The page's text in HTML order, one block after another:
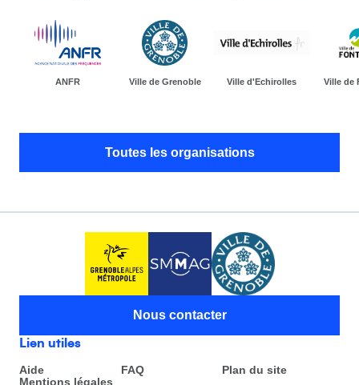
ANFR Ville de Grenoble Ville d'Echirolles Ville de
Toutes les organisations
Nous contacter
Lien utiles
Aide FAQ
Plan du site
Mentions légales